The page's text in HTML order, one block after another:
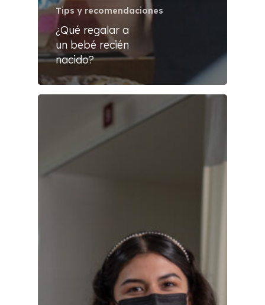
Tips y recomendaciones
¿Qué regalar a
un bebé recién
nacido?